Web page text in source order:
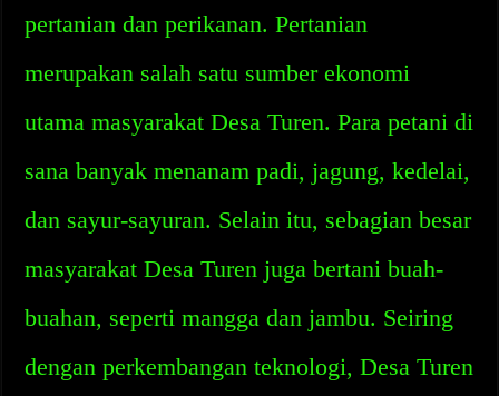
pertanian dan perikanan. Pertanian
merupakan salah satu sumber ekonomi
utama masyarakat Desa Turen. Para petani di
sana banyak menanam padi, jagung, kedelai,
dan sayur-sayuran. Selain itu, sebagian besar
masyarakat Desa Turen juga bertani buah-
buahan, seperti mangga dan jambu. Seiring
dengan perkembangan teknologi, Desa Turen